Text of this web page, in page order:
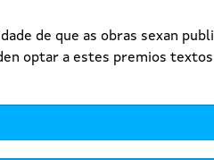
de que as obras sexan
optar a estes premios